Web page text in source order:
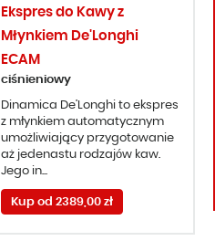
Ekspres do Kawy z
Młynkiem De'Longhi
ECAM
ciśnieniowy
Dinamica De’Longhi to ekspres
z młynkiem automatycznym
umożliwiający przygotowanie
aż jedenastu rodzajów kaw.
Jego in...
Kup od 2389,00 zł